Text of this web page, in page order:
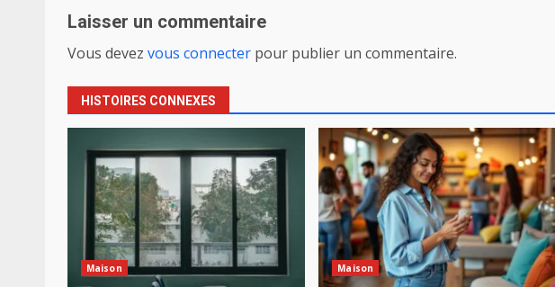
Laisser un commentaire
Vous devez vous connecter pour publier un commentaire.
HISTOIRES CONNEXES
Maison Maison